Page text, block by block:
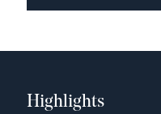
Highlights